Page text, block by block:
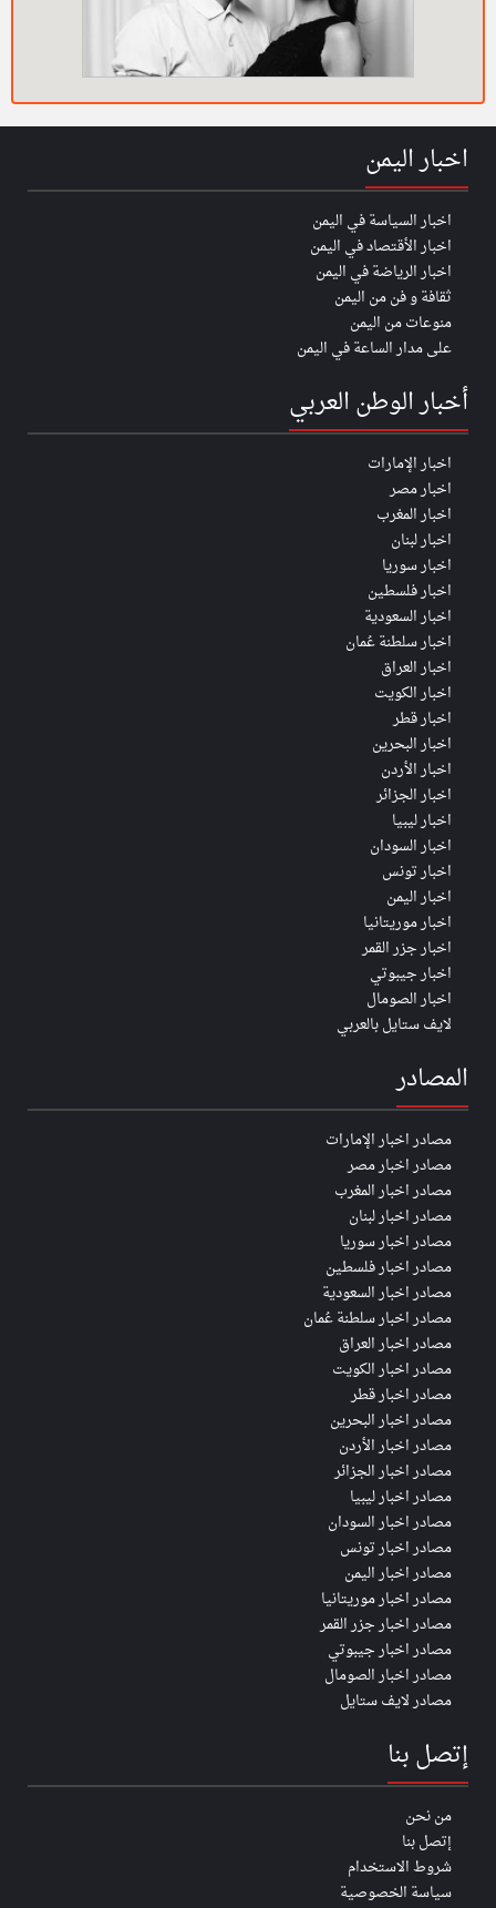
اخبار اليمن
اخبار السياسة في اليمن
اخبار الأقتصاد في اليمن
اخبار الرياضة في اليمن
ثقافة و فن من اليمن
منوعات من اليمن
على مدار الساعة في اليمن
أخبار الوطن العربي
اخبار الإمارات
اخبار مصر
اخبار المغرب
اخبار لبنان
اخبار سوريا
اخبار فلسطين
اخبار السعودية
اخبار سلطنة عُمان
اخبار العراق
اخبار الكويت
اخبار قطر
اخبار البحرين
اخبار الأردن
اخبار الجزائر
اخبار ليبيا
اخبار السودان
اخبار تونس
اخبار اليمن
اخبار موريتانيا
اخبار جزر القمر
اخبار جيبوتي
اخبار الصومال
لايف ستايل بالعربي
المصادر
مصادر اخبار الإمارات
مصادر اخبار مصر
مصادر اخبار المغرب
مصادر اخبار لبنان
مصادر اخبار سوريا
مصادر اخبار فلسطين
مصادر اخبار السعودية
مصادر اخبار سلطنة عُمان
مصادر اخبار العراق
مصادر اخبار الكويت
مصادر اخبار قطر
مصادر اخبار البحرين
مصادر اخبار الأردن
مصادر اخبار الجزائر
مصادر اخبار ليبيا
مصادر اخبار السودان
مصادر اخبار تونس
مصادر اخبار اليمن
مصادر اخبار موريتانيا
مصادر اخبار جزر القمر
مصادر اخبار جيبوتي
مصادر اخبار الصومال
مصادر لايف ستايل
إتصل بنا
من نحن
إتصل بنا
شروط الاستخدام
سياسة الخصوصية